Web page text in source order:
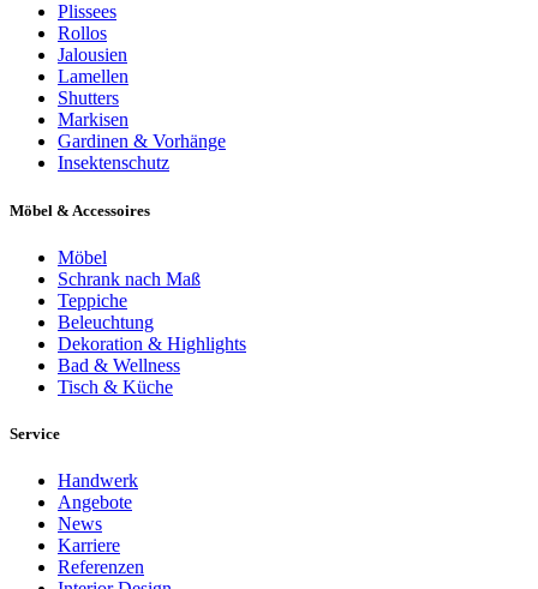
Plissees
Rollos
Jalousien
Lamellen
Shutters
Markisen
Gardinen & Vorhänge
Insektenschutz
Möbel & Accessoires
Möbel
Schrank nach Maß
Teppiche
Beleuchtung
Dekoration & Highlights
Bad & Wellness
Tisch & Küche
Service
Handwerk
Angebote
News
Karriere
Referenzen